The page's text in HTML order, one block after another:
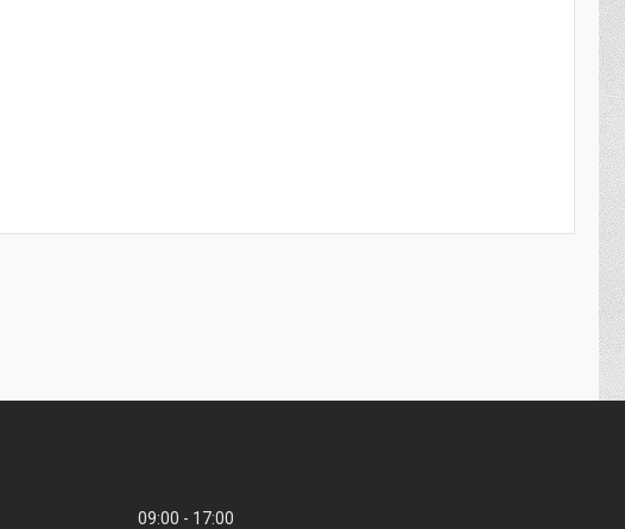
09:00 17:00